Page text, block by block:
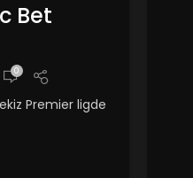
Bet
0
Premier ligde